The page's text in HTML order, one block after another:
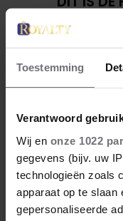
Toestemming
Verantwoord
Wij en onze 1022
gegevens (bijv. uw
technologieën zoals
apparaat op te slaan
gepersonaliseerde